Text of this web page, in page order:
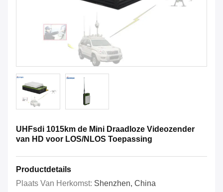
UHFsdi 1015km de Mini Draadloze Videozender
van HD voor LOS/NLOS Toepassing
Productdetails
Plaats Van Herkomst: Shenzhen, China